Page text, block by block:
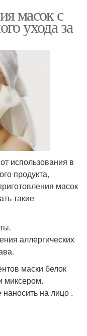
масок с
ухода за
использования в
продукта,
масок
такие
аллергических
маски белок
миксером.
наносить на лицо .